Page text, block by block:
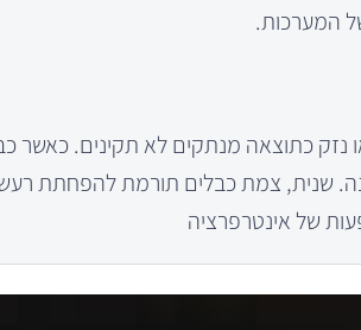
המערכות.
נזק כתוצאה מנתקים לא תקינים. כאשר
שנית, צמת כבלים תורמת להפחתת